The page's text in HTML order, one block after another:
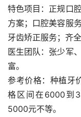
特色项目：正规口
方案；口腔美容服
牙齿矫正服务；齐
医生团队：张少军
富。
参考价格：种植牙
格区间在6000到
5000元不等。